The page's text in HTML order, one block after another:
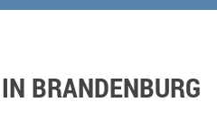
BRANDENBURG